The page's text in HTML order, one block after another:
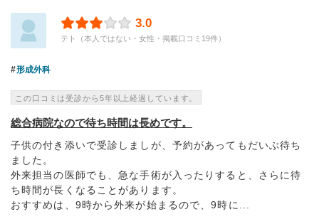
3.0
テト（本人ではない・女性・掲載口コミ19件）
形成外科
この口コミは受診から5年以上経過しています。
総合病院なので待ち時間は長めです。
子供の付き添いで受診しましが、予約があってもだいぶ待ち
ました。
外来担当の医師でも、急な手術が入ったりすると、さらに待
ち時間が長くなることがあります。
おすすめは、9時から外来が始まるので、9時に...